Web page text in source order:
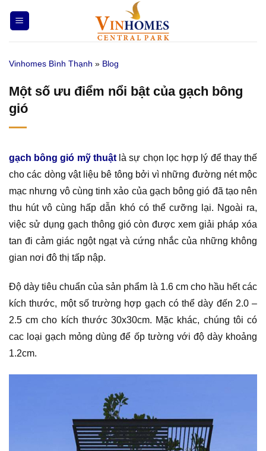
qua
nội
Vinhomes Bình Thạnh » Blog
Một số ưu điểm nổi bật của gạch bông
gió
gạch bông gió mỹ thuậtlà sự chọn lọc hợp lý để thay thế
cho các dòng vật liệu bê tông bởi vì những đường nét mộc
mạc nhưng vô cùng tinh xảo của gạch bông gió đã tạo nên
thu hút vô cùng hấp dẫn khó có thể cưỡng lại. Ngoài ra,
việc sử dụng gạch thông gió còn được xem giải pháp xóa
tan đi cảm giác ngột ngạt và cứng nhắc của những không
gian nơi đô thị tấp nập.
Độ dày tiêu chuẩn của sản phẩm là 1.6 cm cho hầu hết các
kích thước, một số trường hợp gạch có thể dày đến 2.0 –
2.5 cm cho kích thước 30x30cm. Mặc khác, chúng tôi có
cac loại gạch mỏng dùng để ốp tường với độ dày khoảng
1.2cm.